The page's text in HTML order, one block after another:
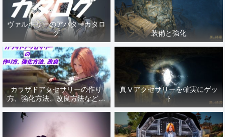
ヴァルキリーのアバターカタロ
グ
装備と強化
カラザドアクセサリーの作り
方、強化方法、改良方法などま
とめ【黒い砂漠冒険日誌１４１
真Ⅴアクセサリーを確実にゲッ
ト